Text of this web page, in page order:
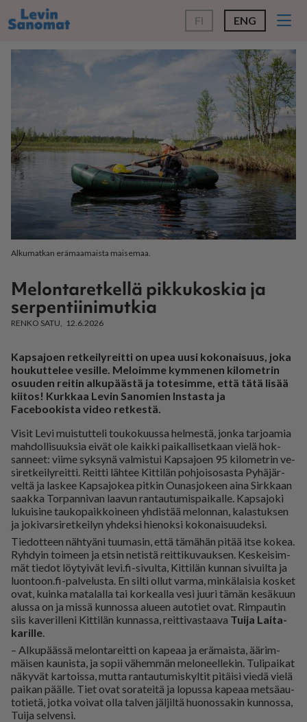
FI ENG
Alkumatkan erämaamaista maisemaa.
Melontaretkellä pikkukoskia ja
serpentiinimutkia
RENKO SATU 12.6.2026
Kapsajoen retkeilyreitti on upea uusi kokonaisuus, joka
houkuttelee vesille. Meloimme kymmenen kilometrin
osuuden reitin alkupäästä ja totesimme, että tätä lisää
kiitos! Kurkkaa Levin Sanomien Instasta ja
Facebookista video retkestä.
Vi­sit Levi muis­tut­te­li tou­ko­kuus­sa hel­mes­tä, jon­ka tar­jo­a­mia
mah­dol­li­suuk­sia ei­vät ole kaik­ki pai­kal­li­set­kaan vie­lä hok­
san­neet: vii­me syk­sy­nä val­mis­tui Kap­sa­jo­en 95 ki­lo­met­rin ve­
si­ret­kei­ly­reit­ti. Reit­ti läh­tee Kit­ti­län poh­joi­so­sas­ta Py­hä­jär­
vel­tä ja las­kee Kap­sa­jo­kea pit­kin Ou­nas­jo­keen ai­na Sirk­kaan
saak­ka Tor­pan­ni­van laa­vun ran­tau­tu­mis­pai­kal­le. Kap­sa­jo­ki
lu­kui­si­ne tau­ko­paik­koi­neen yh­dis­tää me­lon­nan, ka­las­tuk­sen
ja jo­ki­var­si­ret­kei­lyn yh­dek­si hie­nok­si ko­ko­nai­suu­dek­si.
Tie­dot­teen näh­ty­ä­ni tuu­ma­sin, et­tä tä­mä­hän pi­tää it­se ko­kea.
Ryh­dyin toi­meen ja et­sin ne­tis­tä reit­ti­ku­vauk­sen. Kes­kei­sim­
mät tie­dot löy­tyi­vät levi.fi-si­vul­ta, Kit­ti­län kun­nan si­vuil­ta ja
luon­toon.fi-pal­ve­lus­ta. En sil­ti ol­lut var­ma, min­kä­lai­sia kos­ket
ovat, kuin­ka ma­ta­lal­la tai kor­ke­al­la vesi juu­ri tä­män ke­sä­kuun
alus­sa on ja mis­sä kun­nos­sa alu­een au­to­tiet ovat. Rim­pau­tin
siis ka­ve­ril­le­ni Kit­ti­län kun­nas­sa, reit­ti­vas­taa­va Tui­ja Lai­ta­
ka­ril­le.
– Al­ku­pääs­sä me­lon­ta­reit­ti on ka­pe­aa ja erä­mais­ta, ää­rim­
mäi­sen kau­nis­ta, ja so­pii vä­hem­män me­lo­neel­le­kin. Tu­li­pai­kat
nä­ky­vät kar­tois­sa, mut­ta ran­tau­tu­mis­kyl­tit pi­täi­si vie­dä vie­lä
pai­kan pääl­le. Tiet ovat so­ra­tei­tä ja lo­pus­sa ka­pe­aa met­sä­au­
to­tie­tä, jot­ka voi­vat ol­la tal­ven jäl­jil­tä huo­nos­sa­kin kun­nos­sa,
Tui­ja sel­ven­si.